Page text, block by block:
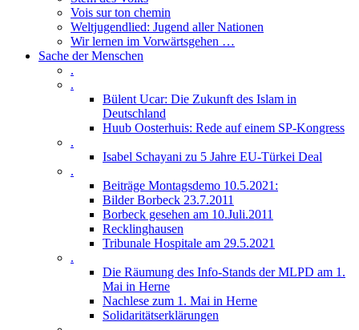
Vois sur ton chemin
Weltjugendlied: Jugend aller Nationen
Wir lernen im Vorwärtsgehen …
Sache der Menschen
.
.
Bülent Ucar: Die Zukunft des Islam in
Deutschland
Huub Oosterhuis: Rede auf einem SP-Kongress
.
Isabel Schayani zu 5 Jahre EU-Türkei Deal
.
Beiträge Montagsdemo 10.5.2021:
Bilder Borbeck 23.7.2011
Borbeck gesehen am 10.Juli.2011
Recklinghausen
Tribunale Hospitale am 29.5.2021
.
Die Räumung des Info-Stands der MLPD am 1.
Mai in Herne
Nachlese zum 1. Mai in Herne
Solidaritätserklärungen